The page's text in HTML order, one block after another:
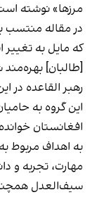
مرزها» نوشته
در مقاله منتسب
که مایل به تغییر
[طالبان]
رهبر القاعده در
این گروه به
افغانستان
به اهداف مربوط
مهارت‌، تجربه و
سیف‌العدل